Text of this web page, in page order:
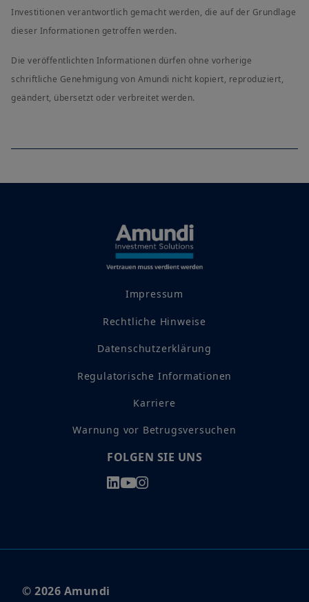
Investitionen verantwortlich gemacht werden, die auf der Grundlage
dieser Informationen getroffen werden.
Die veröffentlichten Informationen dürfen ohne vorherige
schriftliche Genehmigung von Amundi nicht kopiert, reproduziert,
geändert, übersetzt oder verbreitet werden.
Impressum
Rechtliche Hinweise
Datenschutzerklärung
Regulatorische Informationen
Karriere
Warnung vor Betrugsversuchen
FOLGEN SIE UNS
© 2026 Amundi